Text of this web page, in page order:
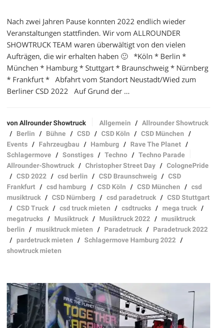
Nach zwei Jahren Pause konnten 2022 endlich wieder
Veranstaltungen stattfinden. Wir vom ALLROUNDER
SHOWTRUCK TEAM waren überwältigt von den vielen
Aufträgen, die wir erhalten haben 🙂 *Köln * Berlin *
München * Hamburg * Stuttgart * Braunschweig * Nürnberg
* Frankfurt * Abfahrt vom Standort Neustadt/Wied zum
Berliner CSD 2022 Auf Grund der …
von Allrounder Showtruck Allgemein /Allrounder Showtruck
/ Berlin / Bühne /CSD /CSD Köln /CSD München /
Events / Fahrzeugbau / Hamburg / Rave The Planet /
Schlagermove /Sonstiges /Techno /Techno Parade
Allrounder-Showtruck /Christopher Street Day /ColognePride
/CSD 2022 /csd berlin /CSD Braunschweig /CSD
Frankfurt /csd hamburg /CSD Köln /CSD München /csd
musiktruck /CSD Nürnberg /csd paradetruck /CSD Stuttgart
/CSD Truck /csd truck mieten /csdtrucks /mega truck /
megatrucks / Musiktruck / Musiktruck 2022 /musiktruck
berlin /musiktruck mieten / Paradetruck / Paradetruck 2022
/pardetruck mieten /Schlagermove Hamburg 2022 /
showtruck mieten